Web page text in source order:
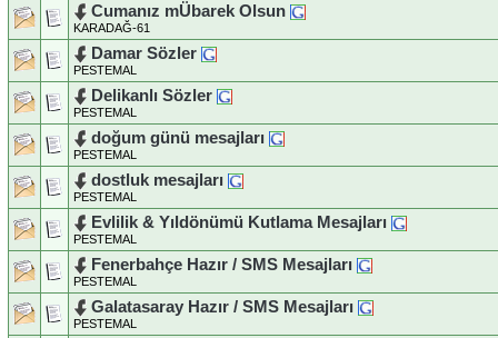
Cumanız mÜbarek Olsun
KARADAĞ-61
Damar Sözler
PESTEMAL
Delikanlı Sözler
PESTEMAL
doğum günü mesajları
PESTEMAL
dostluk mesajları
PESTEMAL
Evlilik & Yıldönümü Kutlama Mesajları
PESTEMAL
Fenerbahçe Hazır / SMS Mesajları
PESTEMAL
Galatasaray Hazır / SMS Mesajları
PESTEMAL